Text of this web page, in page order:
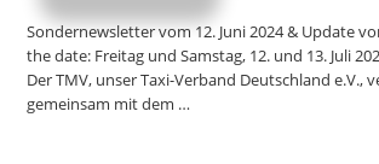
Sondernewsletter vom 12. Juni 2024 & Update
the date: Freitag und Samstag, 12. und 13. Juli
Der TMV, unser Taxi-Verband Deutschland e.V.,
gemeinsam mit dem …